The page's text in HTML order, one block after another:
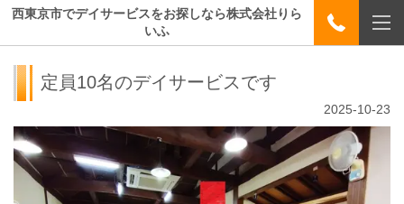
西東京市でデイサービスをお探しなら株式会社りら
いふ
定員10名のデイサービスです
2025-10-23